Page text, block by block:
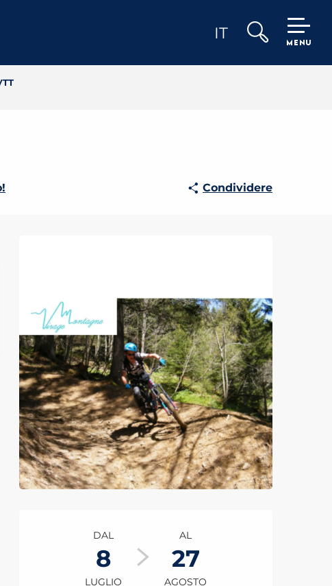
IT
MENU
Condividere
Orari e contatti
DAL
8
LUGLIO
AL
27
AGOSTO